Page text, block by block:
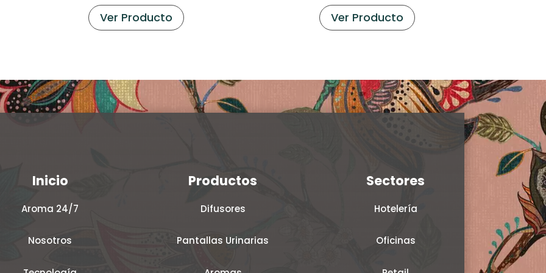
Ver Producto
Ver Producto
Inicio
Aroma 24/7
Nosotros
Productos
Difusores
Pantallas Urinarias
Sectores
Hotelería
Oficinas